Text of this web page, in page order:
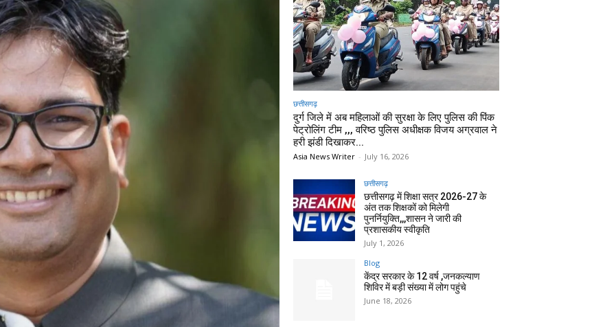
छत्तीसगढ़
दुर्ग जिले में अब महिलाओं की सुरक्षा के लिए पुलिस की पिंक
पेट्रोलिंग टीम ,,, वरिष्ठ पुलिस अधीक्षक विजय अग्रवाल ने
हरी झंडी दिखाकर...
Asia News Writer - July 16, 2026
छत्तीसगढ़
छत्तीसगढ़ में शिक्षा सत्र 2026-27 के
अंत तक शिक्षकों को मिलेगी
पुनर्नियुक्ति,,,शासन ने जारी की
प्रशासकीय स्वीकृति
July 1, 2026
Blog
केंद्र सरकार के 12 वर्ष ,जनकल्याण
शिविर में बड़ी संख्या में लोग पहुंचे
June 18, 2026